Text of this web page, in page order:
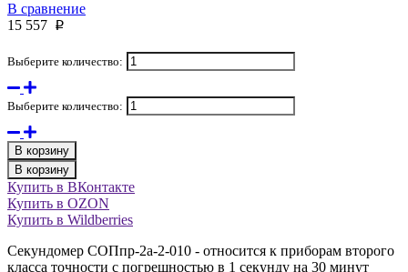
В сравнение
15 557 p
Выберите количество:
Выберите количество:
В корзину
В корзину
Купить в ВКонтакте
Купить в OZON
Купить в Wildberries
Секундомер СОПпр-2а-2-010 - относится к приборам второго
класса точности с погрешностью в 1 секунду на 30 минут